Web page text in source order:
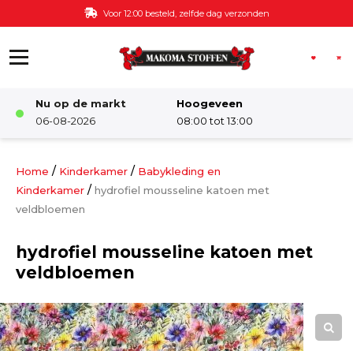
Ga naar de inhoud Voor 12:00 besteld, zelfde dag verzonden
Nu op de markt
06-08-2026
Hoogeveen
08:00 tot 13:00
Damesstoffen
Kinderkamer
Home / Kinderkamer / Babykleding en
Kinderkamer / hydrofiel mousseline katoen met
veldbloemen
hydrofiel mousseline katoen met
veldbloemen